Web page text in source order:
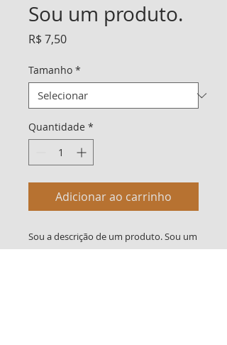
Sou um produto.
R$ 7,50Preço
Tamanho *
Quantidade *
Adicionar ao carrinho
Sou a descrição de um produto. Sou um
ótimo lugar para adicionar mais